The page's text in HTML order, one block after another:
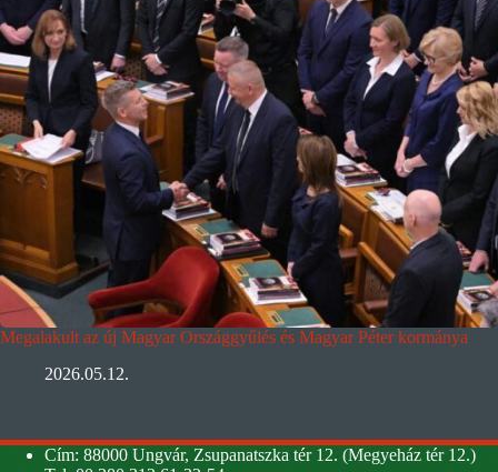
Megalakult az új Magyar Országgyűlés és Magyar Péter kormánya
2026.05.12.
Cím: 88000 Ungvár, Zsupanatszka tér 12. (Megyeház tér 12.)